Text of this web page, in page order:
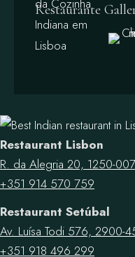
Restaurante
Restaurant Lisbon
R. da Alegria 20, 1250-
+351 914 570 759
Restaurant Setúbal
Av. Luísa Todi 576, 2900-
+351 918 496 299